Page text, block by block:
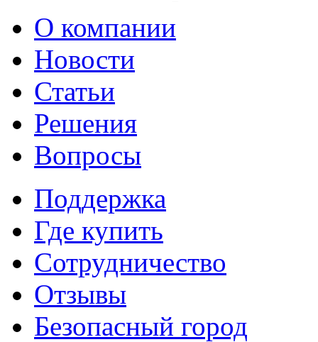
О компании
Новости
Статьи
Решения
Вопросы
Поддержка
Где купить
Сотрудничество
Отзывы
Безопасный город